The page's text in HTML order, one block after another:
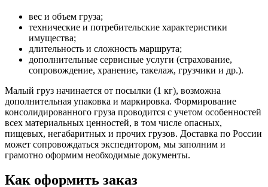
вес и объем груза;
технические и потребительские характеристики
имущества;
длительность и сложность маршрута;
дополнительные сервисные услуги (страхование,
сопровождение, хранение, такелаж, грузчики и др.).
Малый груз начинается от посылки (1 кг), возможна
дополнительная упаковка и маркировка. Формирование
консолидированного груза проводится с учетом особенностей
всех материальных ценностей, в том числе опасных,
пищевых, негабаритных и прочих грузов. Доставка по России
может сопровождаться экспедитором, мы заполним и
грамотно оформим необходимые документы.
Как оформить заказ